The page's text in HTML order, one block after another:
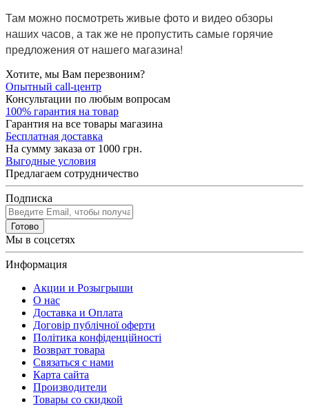
Там можно посмотреть живые фото и видео обзоры
наших часов, а так же не пропустить самые горячие
предложения от нашего магазина!
Хотите, мы Вам перезвоним?
Опытный call-центр
Консультации по любым вопросам
100% гарантия на товар
Гарантия на все товары магазина
Бесплатная доставка
На сумму заказа от 1000 грн.
Выгодные условия
Предлагаем сотрудничество
Подписка
Готово
Мы в соцсетях
Информация
Акции и Розыгрыши
О нас
Доставка и Оплата
Договір публічної оферти
Політика конфіденційності
Возврат товара
Связаться с нами
Карта сайта
Производители
Товары со скидкой